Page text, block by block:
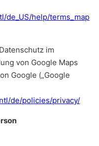
de_US/help/terms_map
im
von Google Maps
Google („Google
de/policies/privacy/